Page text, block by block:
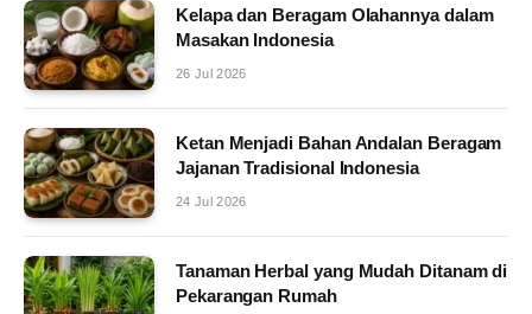
Kelapa dan Beragam Olahannya dalam
Masakan Indonesia
26 Jul 2026
Ketan Menjadi Bahan Andalan Beragam
Jajanan Tradisional Indonesia
24 Jul 2026
Tanaman Herbal yang Mudah Ditanam di
Pekarangan Rumah